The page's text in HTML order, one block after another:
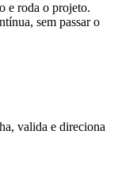
e roda o projeto.
sem passar o
valida e direciona